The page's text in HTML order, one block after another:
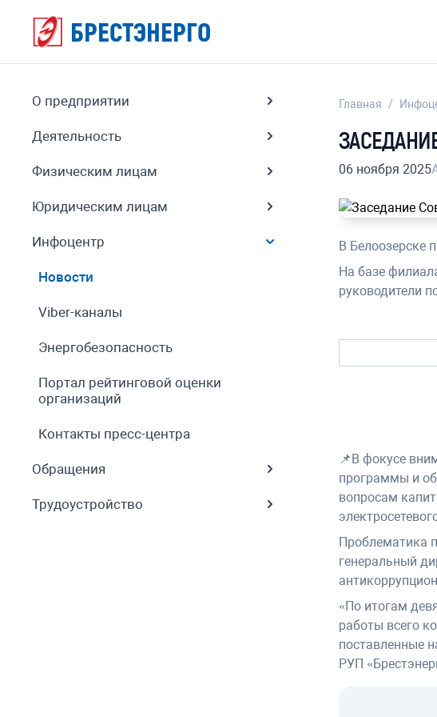
БРЕСТЭНЕРГО
О предприятии
Деятельность
Физическим лицам
Юридическим лицам
Инфоцентр
Новости
Viber-каналы
Энергобезопасность
Портал рейтинговой оценки
организаций
Контакты пресс-центра
Обращения
Трудоустройство
Главная /
06 ноября 2025
В Белоозерске
На базе
руководители
📌В фокусе
программы и
вопросам
Проблематика
генеральный
«По итогам
работы всего
поставленные
РУП